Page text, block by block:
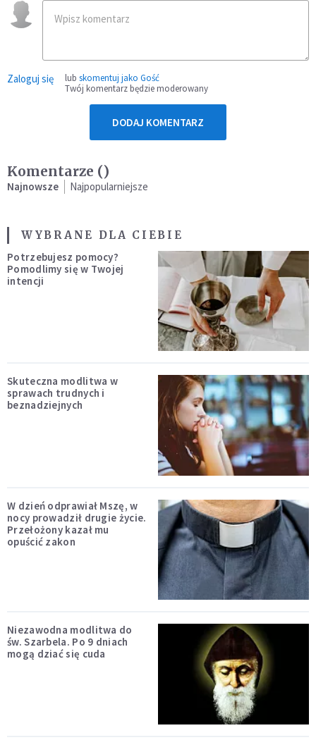
Zaloguj się lub skomentuj jako Gość
Twój komentarz będzie moderowany
DODAJ KOMENTARZ
Komentarze ()
Najnowsze Najpopularniejsze
WYBRANE DLA CIEBIE
Potrzebujesz pomocy?
Pomodlimy się w Twojej
intencji
Skuteczna modlitwa w
sprawach trudnych i
beznadziejnych
W dzień odprawiał Mszę, w
nocy prowadził drugie życie.
Przełożony kazał mu
opuścić zakon
Niezawodna modlitwa do
św. Szarbela. Po 9 dniach
mogą dziać się cuda